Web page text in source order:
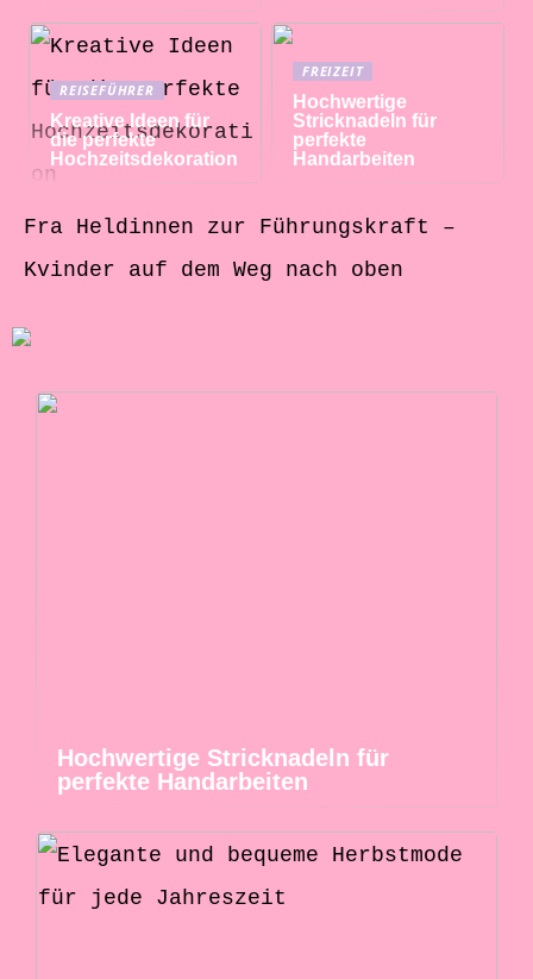
REISEFÜHRER
Kreative Ideen für
die perfekte
Hochzeitsdekoration
FREIZEIT
Hochwertige
Stricknadeln für
perfekte
Handarbeiten
Fra Heldinnen zur Führungskraft –
Kvinder auf dem Weg nach oben
Hochwertige Stricknadeln für
perfekte Handarbeiten